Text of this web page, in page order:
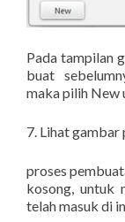
Pada tampilan
buat
maka pilih New
7. Lihat
proses
kosong, untuk
telah masuk di